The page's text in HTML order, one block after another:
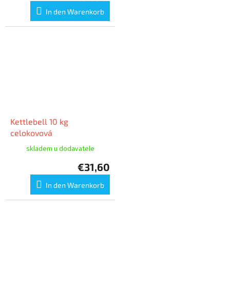
In den Warenkorb
Kettlebell 10 kg
celokovová
skladem u dodavatele
€31,60
In den Warenkorb